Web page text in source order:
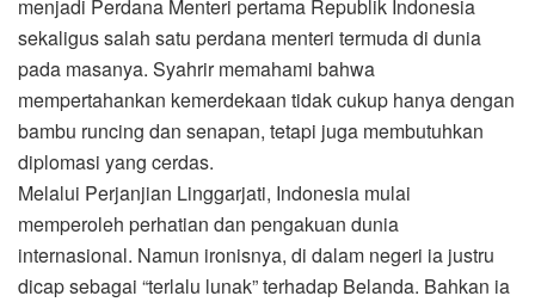
menjadi Perdana Menteri pertama Republik Indonesia
sekaligus salah satu perdana menteri termuda di dunia
pada masanya. Syahrir memahami bahwa
mempertahankan kemerdekaan tidak cukup hanya dengan
bambu runcing dan senapan, tetapi juga membutuhkan
diplomasi yang cerdas.
Melalui Perjanjian Linggarjati, Indonesia mulai
memperoleh perhatian dan pengakuan dunia
internasional. Namun ironisnya, di dalam negeri ia justru
dicap sebagai “terlalu lunak” terhadap Belanda. Bahkan ia